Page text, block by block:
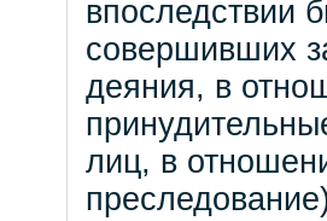
впоследствии
совершивших
деяния, в
лиц, в